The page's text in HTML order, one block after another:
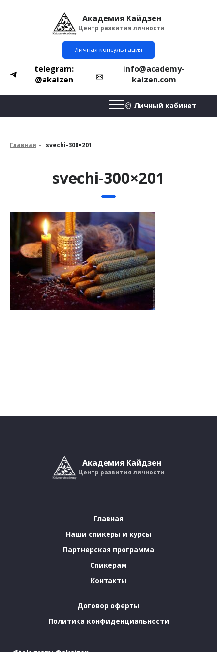
Академия Кайдзен
Центр развития личности
Личная консультация
telegram:
@akaizen
info@academy-
kaizen.com
Личный кабинет
Главная svechi-300×201
svechi-300×201
Академия Кайдзен
Центр развития личности
Главная
Наши спикеры и курсы
Партнерская программа
Спикерам
Контакты
Договор оферты
Политика конфиденциальности